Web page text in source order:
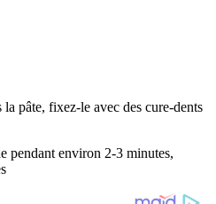
pâte, fixez-le avec des cure-dents
pendant environ 2-3 minutes,